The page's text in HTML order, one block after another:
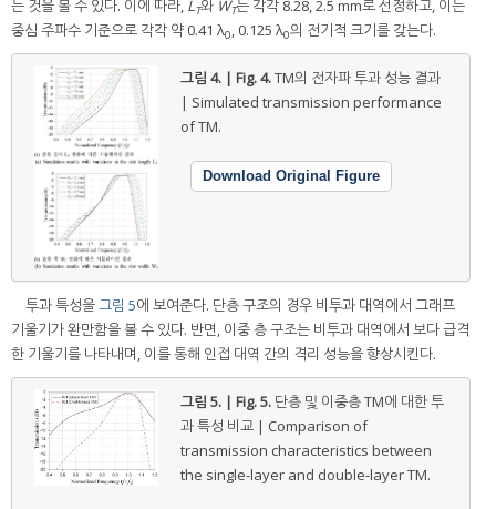
는 것을 볼 수 있다. 이에 따라, LT와 WT는 각각 8.28, 2.5 mm로 선정하고, 이는
중심 주파수 기준으로 각각 약 0.41 λ0, 0.125 λ0의 전기적 크기를 갖는다.
그림 4. | Fig. 4.TM의 전자파 투과 성능 결과
| Simulated transmission performance
of TM.
Download Original Figure
투과 특성을그림 5에 보여준다. 단층 구조의 경우 비투과 대역에서 그래프
기울기가 완만함을 볼 수 있다. 반면, 이중 층 구조는 비투과 대역에서 보다 급격
한 기울기를 나타내며, 이를 통해 인접 대역 간의 격리 성능을 향상시킨다.
그림 5. | Fig. 5. 단층 및 이중층 TM에 대한 투
과 특성 비교 | Comparison of
transmission characteristics between
the single-layer and double-layer TM.